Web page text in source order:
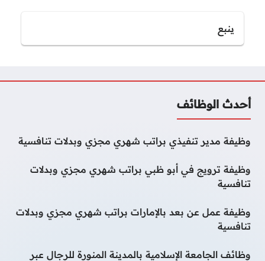
ينبع
أحدث الوظائف
وظيفة مدير تنفيذي براتب شهري مجزي وبدلات تنافسية
وظيفة ترويج في أبو ظبي براتب شهري مجزي وبدلات
تنافسية
وظيفة عمل عن بعد بالإمارات براتب شهري مجزي وبدلات
تنافسية
وظائف الجامعة الإسلامية بالمدينة المنورة للرجال عبر